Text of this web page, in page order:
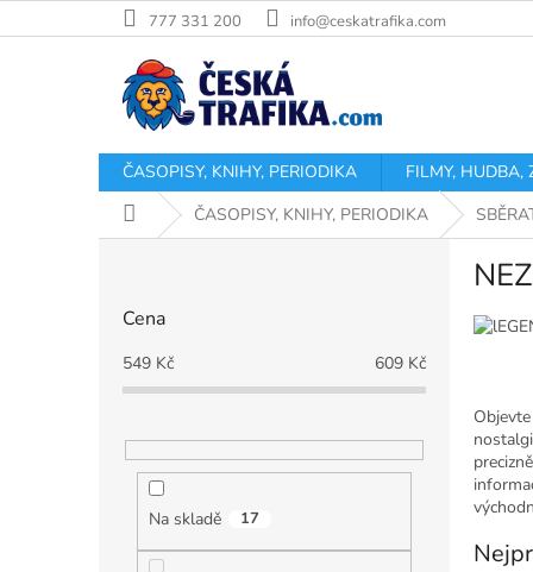
na
777 331 200 info@ceskatrafika.com
ČASOPISY, KNIHY, PERIODIKA FILMY, HUDBA,
Domů ČASOPISY, KNIHY, PERIODIKA
Cena
549 Kč 609 Kč
Na skladě 17